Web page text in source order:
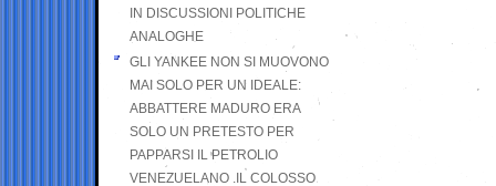
IN DISCUSSIONI POLITICHE
ANALOGHE
GLI YANKEE NON SI MUOVONO
MAI SOLO PER UN IDEALE:
ABBATTERE MADURO ERA
SOLO UN PRETESTO PER
PAPPARSI IL PETROLIO
VENEZUELANO .IL COLOSSO